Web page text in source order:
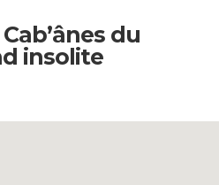
du
insolite